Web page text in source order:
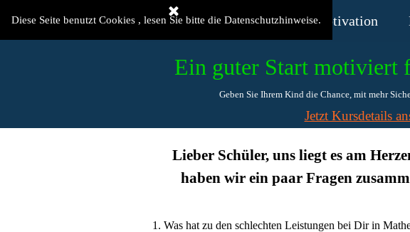
Diese Seite benutzt Cookies , lesen Sie bitte die Datenschutzhinweise.
Willkommen Motivation
Ein guter Start motiviert
Geben Sie Ihrem Kind die Chance, mit mehr
Jetzt Kursdetails
Lieber Schüler, uns liegt es am
haben wir ein paar Fragen
1. Was hat zu den schlechten Leistungen bei Dir in